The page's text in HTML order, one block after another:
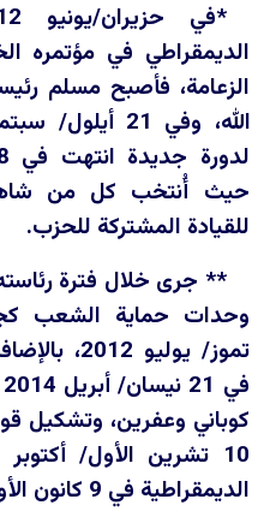
الديمقراطي في مؤتمره
الزعامة، فأصبح مسلم
حيث أُنتخب كل من
للقيادة المشتركة للحزب.
** جرى خلال فترة
وحدات حماية الشعب
تموز/ يوليو
كوباني وعفرين، وتشكيل
الديمقراطية في 9 كانون الأول/ ديسمبر 2015.